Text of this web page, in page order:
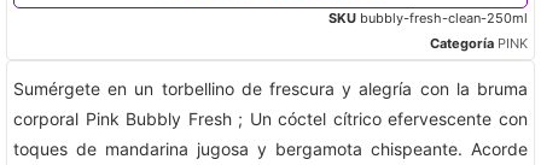
SKU bubbly-fresh-clean-250ml
Categoría PINK
Sumérgete en un torbellino de frescura y alegría con la bruma
corporal Pink Bubbly Fresh ; Un cóctel cítrico efervescente con
toques de mandarina jugosa y bergamota chispeante. Acorde